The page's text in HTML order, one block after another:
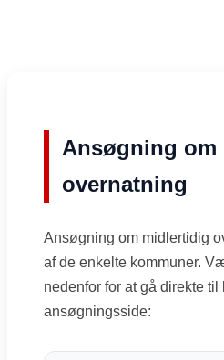
Ansøgning
overnatning
Ansøgning om midlertidig
af de enkelte kommuner.
nedenfor for at gå direkte til
ansøgningsside: